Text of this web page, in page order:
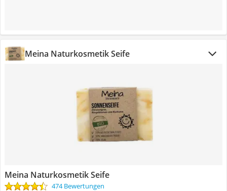
Meina Naturkosmetik Seife
Meina Naturkosmetik Seife
474 Bewertungen